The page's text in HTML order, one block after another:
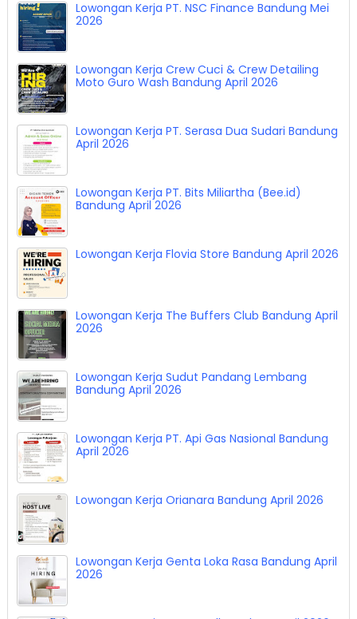
Lowongan Kerja PT. NSC Finance Bandung Mei
2026
Lowongan Kerja Crew Cuci & Crew Detailing
Moto Guro Wash Bandung April 2026
Lowongan Kerja PT. Serasa Dua Sudari Bandung
April 2026
Lowongan Kerja PT. Bits Miliartha (Bee.id)
Bandung April 2026
Lowongan Kerja Flovia Store Bandung April 2026
Lowongan Kerja The Buffers Club Bandung April
2026
Lowongan Kerja Sudut Pandang Lembang
Bandung April 2026
Lowongan Kerja PT. Api Gas Nasional Bandung
April 2026
Lowongan Kerja Orianara Bandung April 2026
Lowongan Kerja Genta Loka Rasa Bandung April
2026